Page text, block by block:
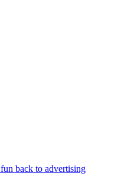
back to advertising